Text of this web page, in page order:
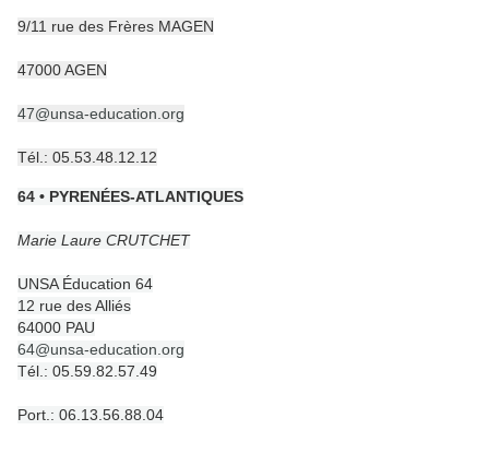
9/11 rue des Frères MAGEN
47000 AGEN
47@unsa-education.org
Tél.: 05.53.48.12.12
64 • PYRENÉES-ATLANTIQUES
Marie Laure CRUTCHET
UNSA Éducation 64
12 rue des Alliés
64000 PAU
64@unsa-education.org
Tél.: 05.59.82.57.49
Port.: 06.13.56.88.04